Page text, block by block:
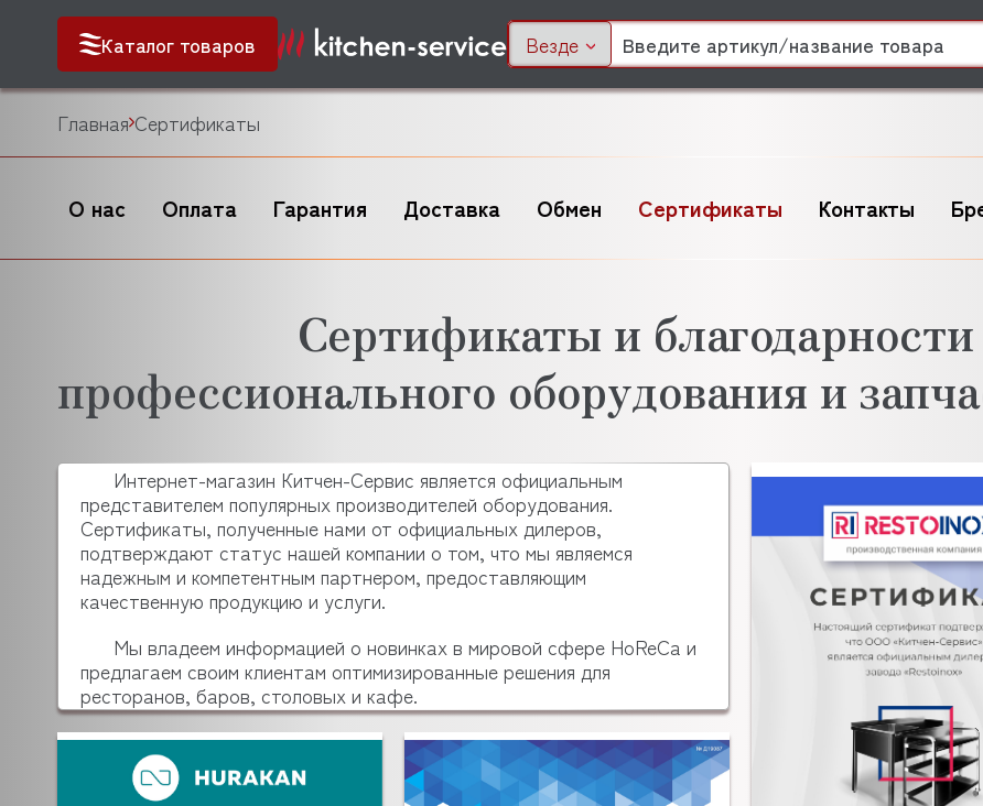
Каталог товаров Везде
Главная Сертификаты
О нас Оплата Гарантия Доставка Обмен Сертификаты Контакты
Сертификаты и благодарности
профессионального оборудования и
Интернет-магазин Китчен-Сервис является официальным
представителем популярных производителей оборудования.
Сертификаты, полученные нами от официальных дилеров,
подтверждают статус нашей компании о том, что мы являемся
надежным и компетентным партнером, предоставляющим
качественную продукцию и услуги.
Мы владеем информацией о новинках в мировой сфере HoReCa и
предлагаем своим клиентам оптимизированные решения для
ресторанов, баров, столовых и кафе.